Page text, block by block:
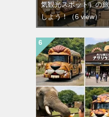
気観光スポット）の
しよう！（6 view）